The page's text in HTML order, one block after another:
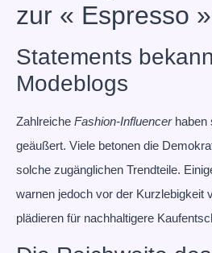
zur « Espresso
Statements
Modeblogs
Zahlreiche Fashion-Influencerhaben
geäußert. Viele betonen die
solche zugänglichen Trendteile.
warnen jedoch vor der Kurzlebigkeit
plädieren für nachhaltigere